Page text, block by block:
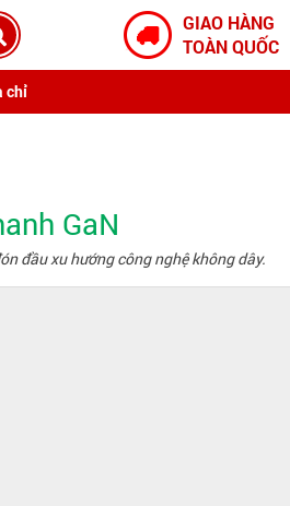
GIAO HÀNG
TOÀN QUỐC
chỉ
GaN
đầu xu hướng công nghệ không dây.